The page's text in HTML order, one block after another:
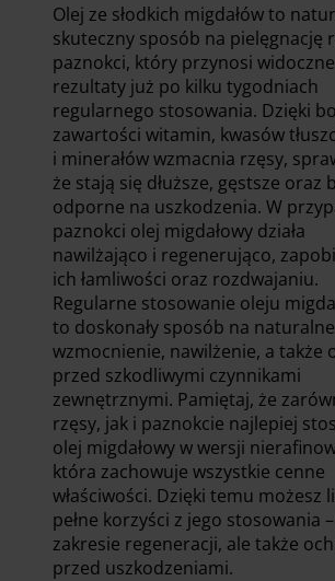
Olej ze słodkich migdałów to
skuteczny sposób na pielęgnację
paznokci, który przynosi widoczne
rezultaty już po kilku tygodniach
regularnego stosowania. Dzięki
zawartości witamin, kwasów
i minerałów wzmacnia rzęsy,
że stają się dłuższe, gęstsze oraz
odporne na uszkodzenia. W
paznokci olej migdałowy działa
nawilżająco i regenerująco,
ich łamliwości oraz rozdwajaniu.
Regularne stosowanie oleju
to doskonały sposób na naturalne
wzmocnienie, nawilżenie, a także
przed szkodliwymi czynnikami
zewnętrznymi. Pamiętaj, że
rzęsy, jak i paznokcie najlepiej
olej migdałowy w wersji
która zachowuje wszystkie cenne
właściwości. Dzięki temu możesz
pełne korzyści z jego stosowania
zakresie regeneracji, ale także
przed uszkodzeniami.